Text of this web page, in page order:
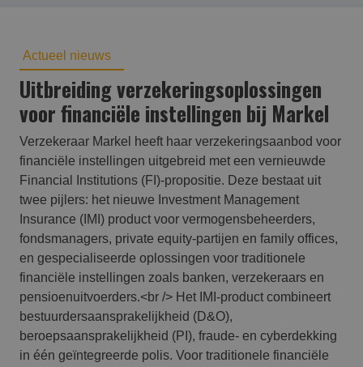
Actueel nieuws
Uitbreiding verzekeringsoplossingen
voor financiële instellingen bij Markel
Verzekeraar Markel heeft haar verzekeringsaanbod voor
financiële instellingen uitgebreid met een vernieuwde
Financial Institutions (FI)-propositie. Deze bestaat uit
twee pijlers: het nieuwe Investment Management
Insurance (IMI) product voor vermogensbeheerders,
fondsmanagers, private equity-partijen en family offices,
en gespecialiseerde oplossingen voor traditionele
financiële instellingen zoals banken, verzekeraars en
pensioenuitvoerders.<br /> Het IMI-product combineert
bestuurdersaansprakelijkheid (D&O),
beroepsaansprakelijkheid (PI), fraude- en cyberdekking
in één geïntegreerde polis. Voor traditionele financiële